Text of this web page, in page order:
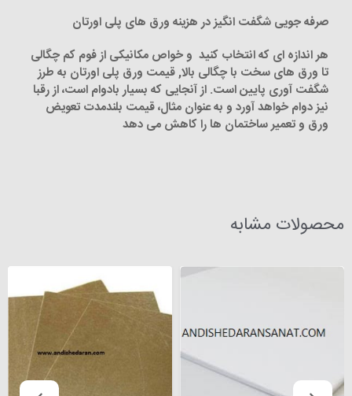
صرفه جویی شگفت انگیز در هزینه ورق های پلی اورتان
هر اندازه ای که انتخاب کنید و خواص مکانیکی از فوم کم چگالی
تا ورق های سخت با چگالی بالا, قیمت ورق پلی اورتان به طرز
شگفت آوری پایین است. از آنجایی که بسیار بادوام است، از رقبا
نیز دوام خواهد آورد و به عنوان مثال، قیمت بلندمدت تعویض
ورق و تعمیر ساختمان ها را کاهش می دهد
محصولات مشابه